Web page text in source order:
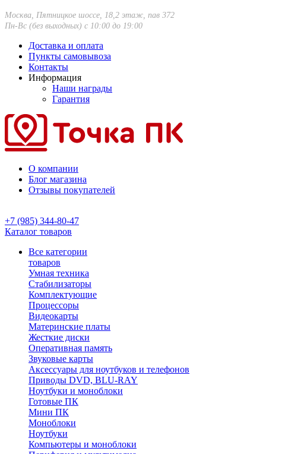
Москва, Пятницкое шоссе, 18,2 этаж, пав 372
Пн-Вс (без выходных) с 10:00 до 19:00
Доставка и оплата
Пункты самовывоза
Контакты
Информация
Наши награды
Гарантия
О компании
Блог магазина
Отзывы покупателей
+7 (985) 344-80-47
Каталог товаров
Все категории
товаров
Умная техника
Стабилизаторы
Комплектующие
Процессоры
Видеокарты
Материнские платы
Жесткие диски
Оперативная память
Звуковые карты
Аксессуары для ноутбуков и телефонов
Приводы DVD, BLU-RAY
Ноутбуки и моноблоки
Готовые ПК
Мини ПК
Моноблоки
Ноутбуки
Компьютеры и моноблоки